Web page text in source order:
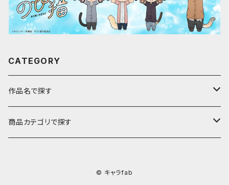
CATEGORY
作品名で探す
ア行
商品カテゴリで探す
© キャラfab